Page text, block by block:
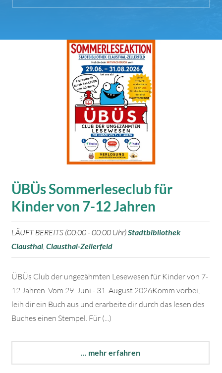
ÜBÜs Sommerleseclub für
Kinder von 7-12 Jahren
LÄUFT BEREITS (00:00 - 00:00 Uhr)Stadtbibliothek
Clausthal Clausthal-Zellerfeld
ÜBÜs Club der ungezähmten Lesewesen für Kinder von 7-
12 Jahren. Vom 29. Juni - 31. August 2026Komm vorbei,
leih dir ein Buch aus und erarbeite dir durch das lesen des
Buches einen Stempel. Für (...)
... mehr erfahren